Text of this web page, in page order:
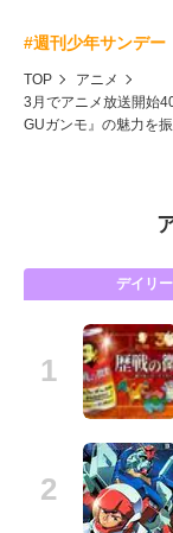
#週刊少年サンデー
TOP
アニメ
3月でアニメ放送開始
GUガンモ』の魅力を
デイリー